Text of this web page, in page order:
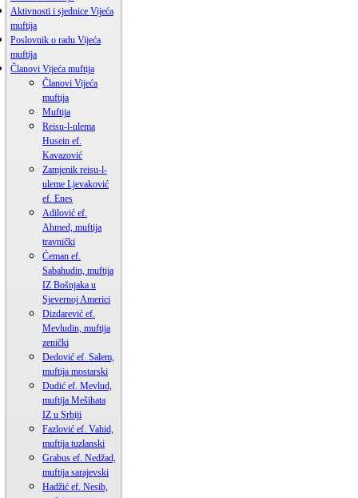
Aktivnosti i sjednice Vijeća
muftija
Poslovnik o radu Vijeća
muftija
Članovi Vijeća muftija
Članovi Vijeća
muftija
Muftija
Reisu-l-ulema
Husein ef.
Kavazović
Zamjenik reisu-l-
uleme Ljevaković
ef. Enes
Adilović ef.
Ahmed, muftija
travnički
Ćeman ef.
Sabahudin, muftija
IZ Bošnjaka u
Sjevernoj Americi
Dizdarević ef.
Mevludin, muftija
zenički
Dedović ef. Salem,
muftija mostarski
Dudić ef. Mevlud,
muftija Mešihata
IZ u Srbiji
Fazlović ef. Vahid,
muftija tuzlanski
Grabus ef. Nedžad,
muftija sarajevski
Hadžić ef. Nesib,